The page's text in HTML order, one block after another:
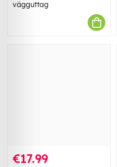
vägguttag
€17.99